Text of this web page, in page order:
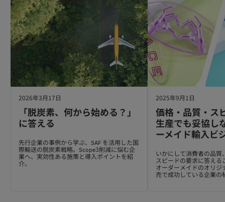
2026年3月17日
「脱炭素、何から始める？」
に答える
先行企業の事例から学ぶ、SAF を活用した国
際輸送の脱炭素戦略。Scope3削減に悩む企
業へ、実効性ある施策と導入ポイントを紹
介。
2025年9月1日
価格・品質・ス
生産でも妥協し
ーメイド輸入ビ
いかにして消費者の品質
スピードの要求に答える
オーダーメイドのオリジ
売で成功している企業の